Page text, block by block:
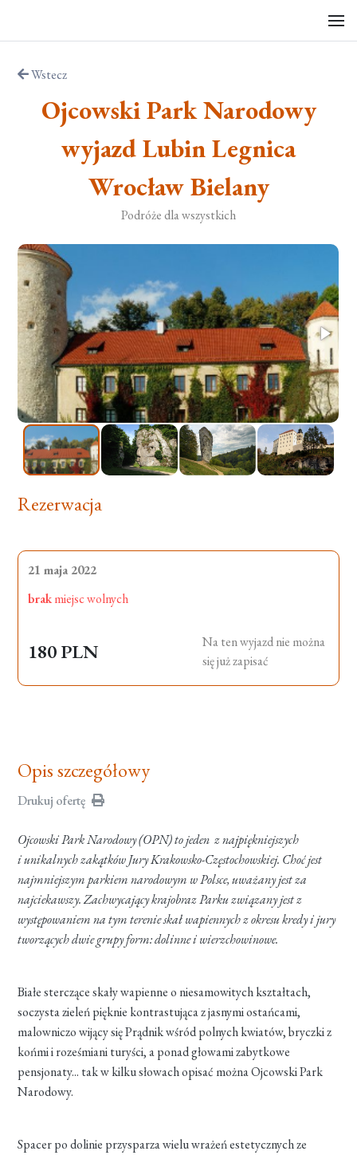
Wstecz
Ojcowski Park Narodowy
wyjazd Lubin Legnica
Wrocław Bielany
Podróże dla wszystkich
Rezerwacja
21 maja 2022
brakmiejsc wolnych
180 PLN
Na ten wyjazd nie można
się już zapisać
Opis szczegółowy
Drukuj ofertę
Ojcowski Park Narodowy (OPN) to jeden z najpiękniejszych
i unikalnych zakątków Jury Krakowsko-Częstochowskiej. Choć jest
najmniejszym parkiem narodowym w Polsce, uważany jest za
najciekawszy. Zachwycający krajobraz Parku związany jest z
występowaniem na tym terenie skał wapiennych z okresu kredy i jury
tworzących dwie grupy form: dolinne i wierzchowinowe.
Białe sterczące skały wapienne o niesamowitych kształtach,
soczysta zieleń pięknie kontrastująca z jasnymi ostańcami,
malowniczo wijący się Prądnik wśród polnych kwiatów, bryczki z
końmi i roześmiani turyści, a ponad głowami zabytkowe
pensjonaty... tak w kilku słowach opisać można Ojcowski Park
Narodowy.
Spacer po dolinie przysparza wielu wrażeń estetycznych ze